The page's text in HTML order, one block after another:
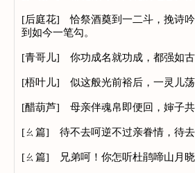
[后庭花] 恰祭酒奠到一二斗，挽诗吟
到如今一笔勾。
[青哥儿] 你功成名就功成，都强如古
[梧叶儿] 似这般光前裕后，一灵儿荡
[醋葫芦] 母亲伴魂帛即便回，婶子共
[ㄠ篇] 待不去呵逆不过亲眷情，待去
[ㄠ篇] 兄弟呵！你怎听杜鹃啼山月晓